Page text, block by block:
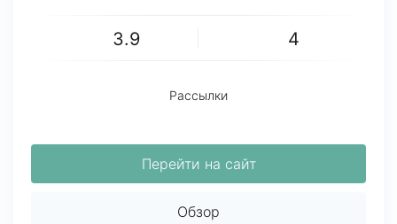
3.9 4
Рассылки
Перейти на сайт
Обзор